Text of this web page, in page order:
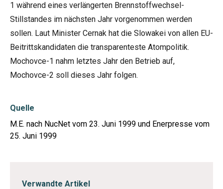
1 während eines verlängerten Brennstoffwechsel-
Stillstandes im nächsten Jahr vorgenommen werden
sollen. Laut Minister Cernak hat die Slowakei von allen EU-
Beitrittskandidaten die transparenteste Atompolitik.
Mochovce-1 nahm letztes Jahr den Betrieb auf,
Mochovce-2 soll dieses Jahr folgen.
Quelle
M.E. nach NucNet vom 23. Juni 1999 und Enerpresse vom
25. Juni 1999
Verwandte Artikel